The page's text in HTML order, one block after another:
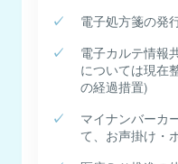
電子処方箋の発
電子カルテ情報
については現在
の経過措置)
マイナンバーカ
て、お声掛け・